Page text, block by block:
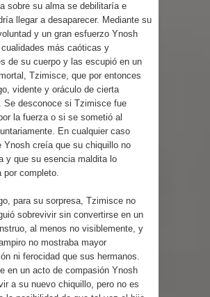
sobre su alma se debilitaría e
llegar a desaparecer. Mediante su
y un gran esfuerzo Ynosh
más caóticas y
de su cuerpo y las escupió en un
Tzimisce, que por entonces
vidente y oráculo de cierta
Se desconoce si Tzimisce fue
la fuerza o si se sometió al
En cualquier caso
Ynosh creía que su chiquillo no
y que su esencia maldita lo
por completo.
para su sorpresa, Tzimisce no
sobrevivir sin convertirse en un
al menos no visiblemente, y
no mostraba mayor
ni ferocidad que sus hermanos.
en un acto de compasión Ynosh
a su nuevo chiquillo, pero no es